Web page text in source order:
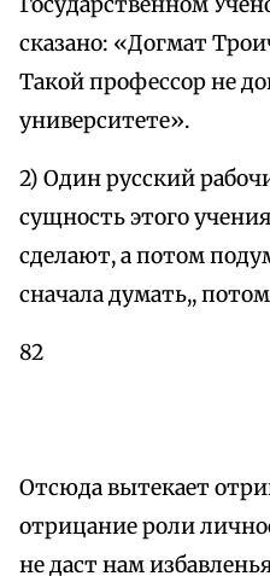
сказано: «Догмат
Такой профессор не
университете».
2) Один русский
сущность этого
сделают, а потом
сначала думать,,
82
Отсюда вытекает
отрицание роли
не даст нам